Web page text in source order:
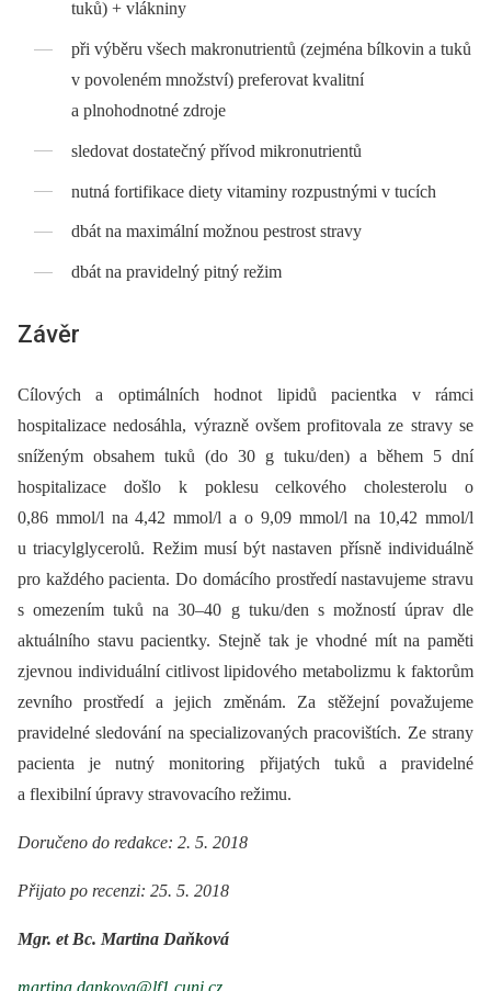
tuků) + vlákniny
při výběru všech makronutrientů (zejména bílkovin a tuků
v povoleném množství) preferovat kvalitní
a plnohodnotné zdroje
sledovat dostatečný přívod mikronutrientů
nutná fortifikace diety vitaminy rozpustnými v tucích
dbát na maximální možnou pestrost stravy
dbát na pravidelný pitný režim
Závěr
Cílových a optimálních hodnot lipidů pacientka v rámci
hospitalizace nedosáhla, výrazně ovšem profitovala ze stravy se
sníženým obsahem tuků (do 30 g tuku/den) a během 5 dní
hospitalizace došlo k poklesu celkového cholesterolu o
0,86 mmol/l na 4,42 mmol/l a o 9,09 mmol/l na 10,42 mmol/l
u triacylglycerolů. Režim musí být nastaven přísně individuálně
pro každého pacienta. Do domácího prostředí nastavujeme stravu
s omezením tuků na 30–40 g tuku/den s možností úprav dle
aktuálního stavu pacientky. Stejně tak je vhodné mít na paměti
zjevnou individuální citlivost lipidového metabolizmu k faktorům
zevního prostředí a jejich změnám. Za stěžejní považujeme
pravidelné sledování na specializovaných pracovištích. Ze strany
pacienta je nutný monitoring přijatých tuků a pravidelné
a flexibilní úpravy stravovacího režimu.
Doručeno do redakce: 2. 5. 2018
Přijato po recenzi: 25. 5. 2018
Mgr. et Bc. Martina Daňková